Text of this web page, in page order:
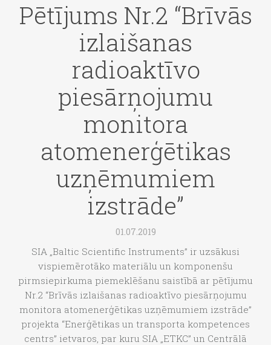
Pētījums Nr.2 “Brīvās
izlaišanas
radioaktīvo
piesārņojumu
monitora
atomenerģētikas
uzņēmumiem
izstrāde”
01.07.2019
SIA „Baltic Scientific Instruments” ir uzsākusi
vispiemērotāko materiālu un komponenšu
pirmsiepirkuma piemeklēšanu saistībā ar pētījumu
Nr.2 “Brīvās izlaišanas radioaktīvo piesārņojumu
monitora atomenerģētikas uzņēmumiem izstrāde”
projekta “Enerģētikas un transporta kompetences
centrs” ietvaros, par kuru SIA „ETKC” un Centrālā